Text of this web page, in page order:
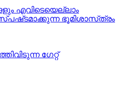
എവിടെയെല്ലാം
ഭൂമിശാസ്‌ത്രം
ഗേറ്റ്